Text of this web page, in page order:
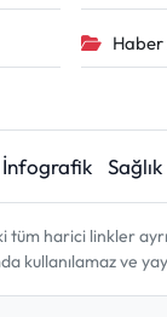
Haber
İnfografik Sağlık
harici linkler
kullanılamaz ve